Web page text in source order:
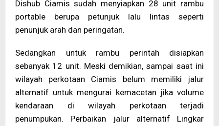
Dishub Ciamis sudah menyiapkan 28 unit rambu
portable berupa petunjuk lalu lintas seperti
penunjuk arah dan peringatan.
Sedangkan untuk rambu perintah disiapkan
sebanyak 12 unit. Meski demikian, sampai saat ini
wilayah perkotaan Ciamis belum memiliki jalur
alternatif untuk mengurai kemacetan jika volume
kendaraan di wilayah perkotaan terjadi
penumpukan. Perbaikan jalur alternatif Lingkar